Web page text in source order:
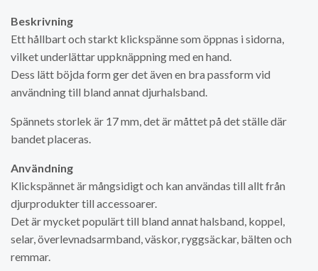
Beskrivning
Ett hållbart och starkt klickspänne som öppnas i sidorna,
vilket underlättar uppknäppning med en hand.
Dess lätt böjda form ger det även en bra passform vid
användning till bland annat djurhalsband.
Spännets storlek är 17 mm, det är måttet på det ställe där
bandet placeras.
Användning
Klickspännet är mångsidigt och kan användas till allt från
djurprodukter till accessoarer.
Det är mycket populärt till bland annat halsband, koppel,
selar, överlevnadsarmband, väskor, ryggsäckar, bälten och
remmar.